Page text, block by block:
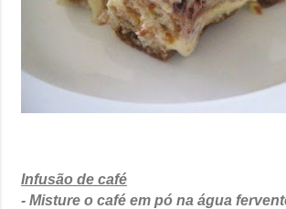
Infusão de café
- Misture o café em pó na água